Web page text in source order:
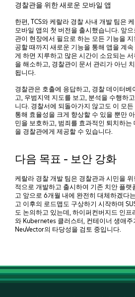
경찰관을 위한 새로운 모바일 앱
한편, TCS와 케랄라 경찰 사내 개발 팀은
모바일 앱의 첫 버전을 출시했습니다. 앞
관이 현장에서 필요로 하는 모든 기능을
공할 때까지 새로운 기능을 통해 앱을 계
게 하면 지루하고 많은 시간이 소요되는
을 해소하고, 경찰관이 문서 관리가 아닌
됩니다.
경찰관은 호출에 응답하고, 경찰 데이터
고, 우범지역 지도를 보고, 분석을 수행하
니다. 경찰서에 되돌아가지 않고도 이 모
통해 효율성을 크게 향상할 수 있을 뿐만
민을 보호하고, 범죄를 효과적인 퇴치하는
을 경찰관에게 제공할 수 있습니다.
다음 목표 - 보안 강화
케랄라 경찰 개발 팀은 경찰관과 시민을
적으로 개발하고 출시하여 기존 치안 플랫
고 앞으로 6개월 내에 완전히 대체하겠다
고 이후의 로드맵도 구상하기 시작하며
도 논의하고 있는데, 하이퍼컨버지드 인
와 Kubernetes 클러스터, 컨테이너 생애
NeuVector의 타당성을 검토 중입니다.